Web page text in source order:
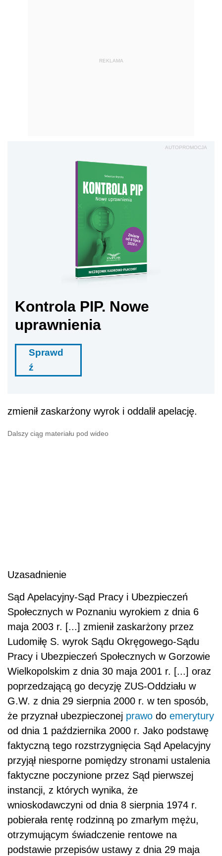
REKLAMA
AUTOPROMOCJA
Kontrola PIP. Nowe
uprawnienia
Sprawd
ź
zmienił zaskarżony wyrok i oddalił apelację.
Dalszy ciąg materiału pod wideo
Uzasadnienie
Sąd Apelacyjny-Sąd Pracy i Ubezpieczeń
Społecznych w Poznaniu wyrokiem z dnia 6
maja 2003 r. [...] zmienił zaskarżony przez
Ludomiłę S. wyrok Sądu Okręgowego-Sądu
Pracy i Ubezpieczeń Społecznych w Gorzowie
Wielkopolskim z dnia 30 maja 2001 r. [...] oraz
poprzedzającą go decyzję ZUS-Oddziału w
G.W. z dnia 29 sierpnia 2000 r. w ten sposób,
że przyznał ubezpieczonej prawo do emerytury
od dnia 1 października 2000 r. Jako podstawę
faktyczną tego rozstrzygnięcia Sąd Apelacyjny
przyjął niesporne pomiędzy stronami ustalenia
faktyczne poczynione przez Sąd pierwszej
instancji, z których wynika, że
wnioskodawczyni od dnia 8 sierpnia 1974 r.
pobierała rentę rodzinną po zmarłym mężu,
otrzymującym świadczenie rentowe na
podstawie przepisów ustawy z dnia 29 maja